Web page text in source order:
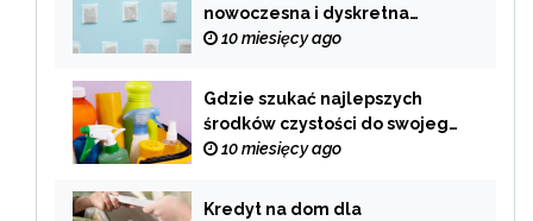
nowoczesna i dyskretna
alternatywa dla tradycyjnego
10 miesięcy ago
Gdzie szukać najlepszych
środków czystości do swojego
domu?
10 miesięcy ago
Kredyt na dom dla